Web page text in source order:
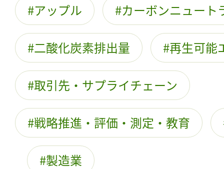
アップル カーボンニュート
二酸化炭素排出量 再生可能
取引先・サプライチェーン
戦略推進・評価・測定・教育
製造業